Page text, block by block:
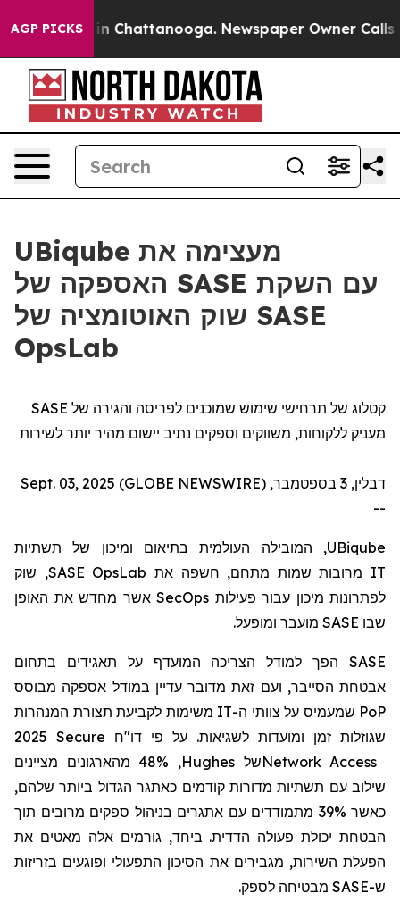
AGP PICKS
Chaos in Chattanooga. Newspaper Owner Calls
UBiqube מעצימה את
האספקה של SASE עם השקת
שוק האוטומציה של SASE
OpsLab
קטלוג של תרחישי שימוש שמוכנים לפריסה והגירה של SASE
מעניק ללקוחות, משווקים וספקים נתיב יישום מהיר יותר לשירות
דבלין, 3 בספטמבר, Sept. 03, 2025 (GLOBE NEWSWIRE)
--
UBiqube, המובילה העולמית בתיאום ומיכון של תשתיות
IT מרובות שמות מתחם, חשפה את SASE OpsLab, שוק
לפתרונות מיכון עבור פעילות SecOps אשר מחדש את האופן
שבו SASE מועבר ומופעל.
SASE הפך למודל הצריכה המועדף על תאגידים בתחום
אבטחת הסייבר, ועם זאת מדובר עדיין במודל אספקה מבוסס
PoP שמעמיס על צוותי ה-IT משימות לקביעת תצורת המנהרות
שגוזלות זמן ומועדות לשגיאות. על פי דו"ח 2025 Secure
Network Accessשל Hughes
, 48% מהארגונים מציינים
שילוב עם תשתיות מדורות קודמים כאתגר הגדול ביותר שלהם,
כאשר 39% מתמודדים עם אתגרים בניהול ספקים מרובים תוך
הבטחת יכולת פעולה הדדית. ביחד, גורמים אלה מאטים את
הפעלת השירות, מגבירים את הסיכון התפעולי ופוגעים בזריזות
ש-SASE מבטיחה לספק.